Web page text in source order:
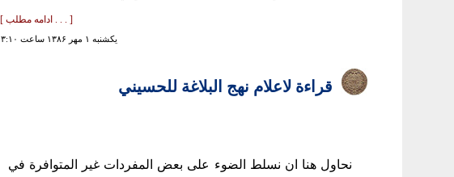
[ . . . ادامه مطلب ]
يكشنبه ۱ مهر ۱۳۸۶ ساعت ۱۳:۱۰
قراءة لاعلام نهج البلاغة للحسيني
نحاول هنا ان نسلط الضوء على بعض المفردات غير المتوافرة في